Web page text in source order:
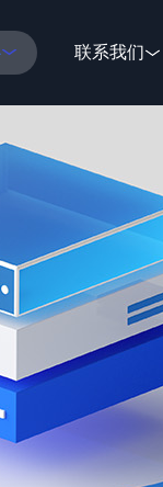
联系我们